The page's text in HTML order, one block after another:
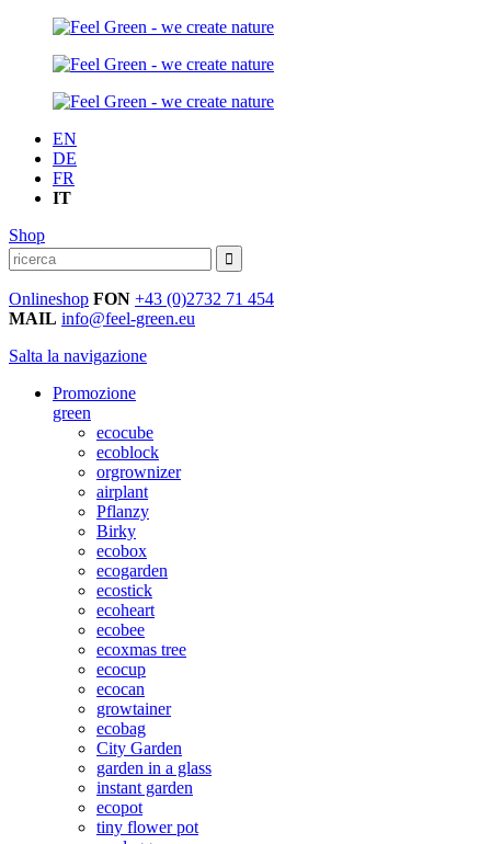
EN
DE
FR
IT
Shop
Onlineshop FON +43 (0)2732 71 454
MAIL info@feel-green.eu
Salta la navigazione
Promozione
green
ecocube
ecoblock
orgrownizer
airplant
Pflanzy
Birky
ecobox
ecogarden
ecostick
ecoheart
ecobee
ecoxmas tree
ecocup
ecocan
growtainer
ecobag
City Garden
garden in a glass
instant garden
ecopot
tiny flower pot